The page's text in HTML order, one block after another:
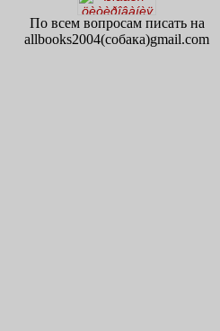
По всем вопросам писать на
allbooks2004(собака)gmail.com